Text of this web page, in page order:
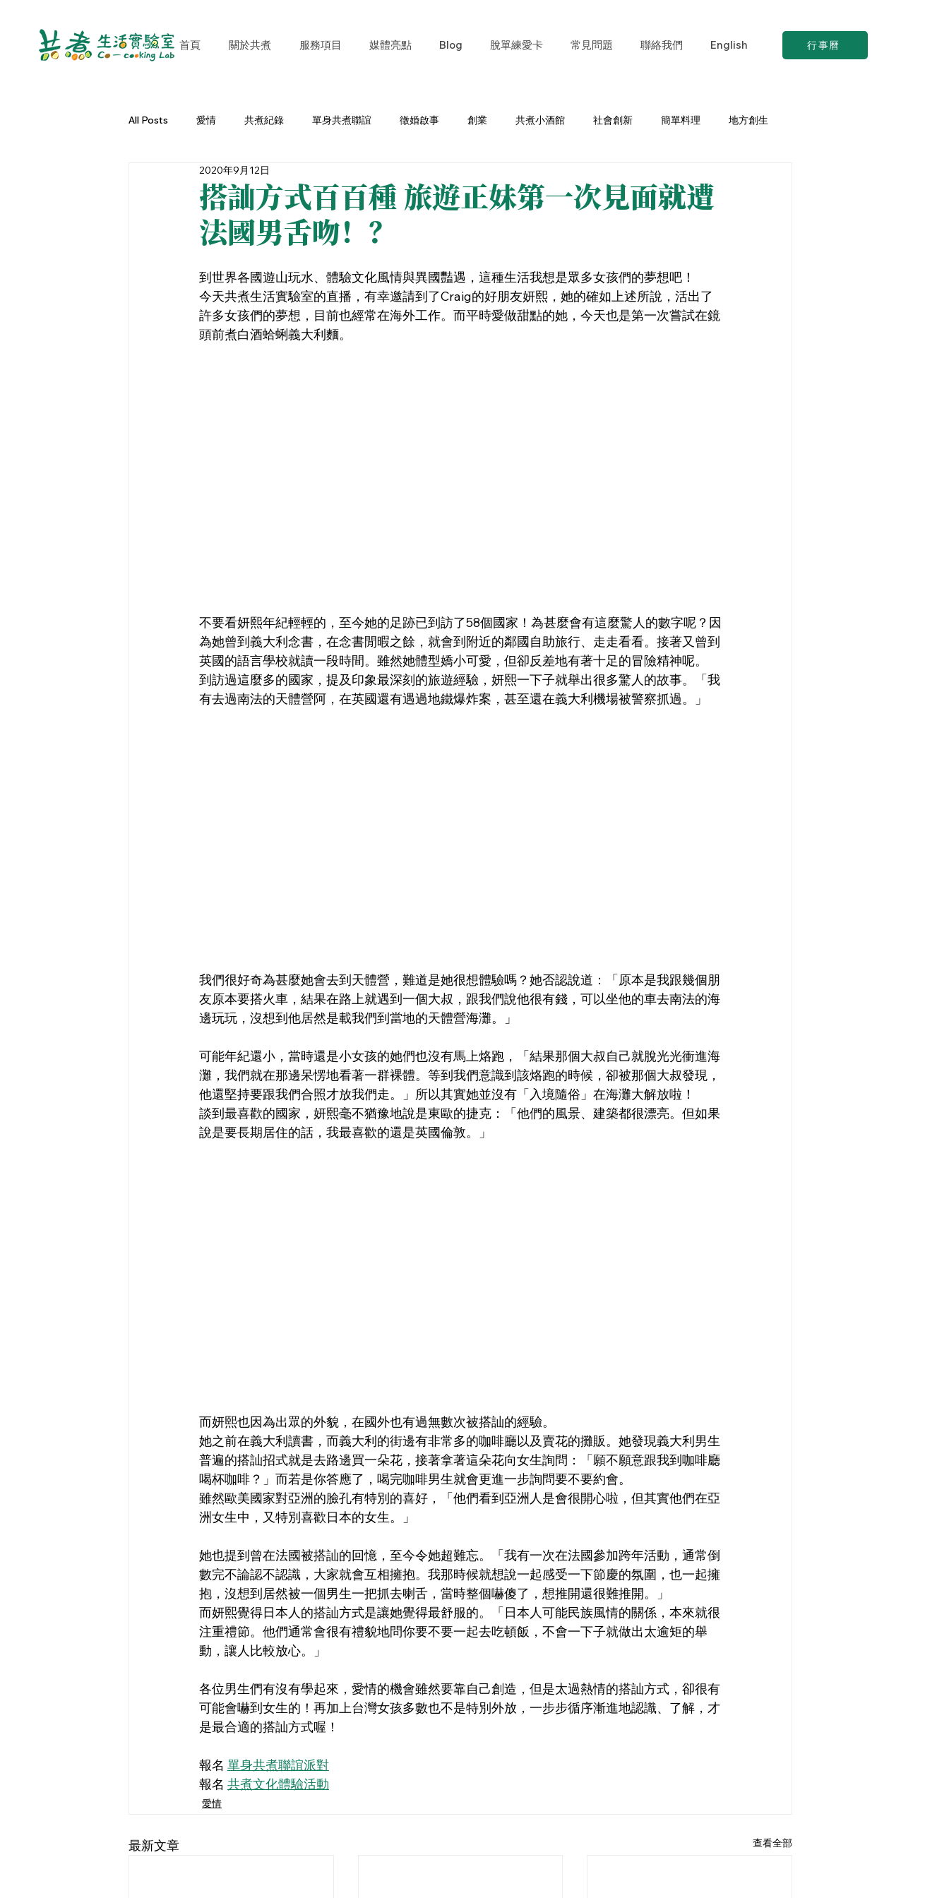
首頁 關於共煮 服務項目 媒體亮點 Blog 脫單練愛卡 常見問題 聯絡我們 English 行事曆
All Posts 愛情 共煮紀錄 單身共煮聯誼 徵婚啟事 創業 共煮小酒館 社會創新 簡單料理 地方創生
Podcast
搭訕方式百百種 旅遊正妹第一次見面就遭
法國男舌吻！？
2020年9月12日
到世界各國遊山玩水、體驗文化風情與異國豔遇，這種生活我想是眾多女孩們的夢想吧！
今天共煮生活實驗室的直播，有幸邀請到了Craig的好朋友妍熙，她的確如上述所說，活出了
許多女孩們的夢想，目前也經常在海外工作。而平時愛做甜點的她，今天也是第一次嘗試在鏡
頭前煮白酒蛤蜊義大利麵。
不要看妍熙年紀輕輕的，至今她的足跡已到訪了58個國家！為甚麼會有這麼驚人的數字呢？因
為她曾到義大利念書，在念書閒暇之餘，就會到附近的鄰國自助旅行、走走看看。接著又曾到
英國的語言學校就讀一段時間。雖然她體型嬌小可愛，但卻反差地有著十足的冒險精神呢。
到訪過這麼多的國家，提及印象最深刻的旅遊經驗，妍熙一下子就舉出很多驚人的故事。「我
有去過南法的天體營阿，在英國還有遇過地鐵爆炸案，甚至還在義大利機場被警察抓過。」
我們很好奇為甚麼她會去到天體營，難道是她很想體驗嗎？她否認說道：「原本是我跟幾個朋
友原本要搭火車，結果在路上就遇到一個大叔，跟我們說他很有錢，可以坐他的車去南法的海
邊玩玩，沒想到他居然是載我們到當地的天體營海灘。」
可能年紀還小，當時還是小女孩的她們也沒有馬上烙跑，「結果那個大叔自己就脫光光衝進海
灘，我們就在那邊呆愣地看著一群裸體。等到我們意識到該烙跑的時候，卻被那個大叔發現，
他還堅持要跟我們合照才放我們走。」所以其實她並沒有「入境隨俗」在海灘大解放啦！
談到最喜歡的國家，妍熙毫不猶豫地說是東歐的捷克：「他們的風景、建築都很漂亮。但如果
說是要長期居住的話，我最喜歡的還是英國倫敦。」
而妍熙也因為出眾的外貌，在國外也有過無數次被搭訕的經驗。
她之前在義大利讀書，而義大利的街邊有非常多的咖啡廳以及賣花的攤販。她發現義大利男生
普遍的搭訕招式就是去路邊買一朵花，接著拿著這朵花向女生詢問：「願不願意跟我到咖啡廳
喝杯咖啡？」而若是你答應了，喝完咖啡男生就會更進一步詢問要不要約會。
雖然歐美國家對亞洲的臉孔有特別的喜好，「他們看到亞洲人是會很開心啦，但其實他們在亞
洲女生中，又特別喜歡日本的女生。」
她也提到曾在法國被搭訕的回憶，至今令她超難忘。「我有一次在法國參加跨年活動，通常倒
數完不論認不認識，大家就會互相擁抱。我那時候就想說一起感受一下節慶的氛圍，也一起擁
抱，沒想到居然被一個男生一把抓去喇舌，當時整個嚇傻了，想推開還很難推開。」
而妍熙覺得日本人的搭訕方式是讓她覺得最舒服的。「日本人可能民族風情的關係，本來就很
注重禮節。他們通常會很有禮貌地問你要不要一起去吃頓飯，不會一下子就做出太逾矩的舉
動，讓人比較放心。」
各位男生們有沒有學起來，愛情的機會雖然要靠自己創造，但是太過熱情的搭訕方式，卻很有
可能會嚇到女生的！再加上台灣女孩多數也不是特別外放，一步步循序漸進地認識、了解，才
是最合適的搭訕方式喔！
報名 單身共煮聯誼派對
報名 共煮文化體驗活動
愛情
最新文章 查看全部